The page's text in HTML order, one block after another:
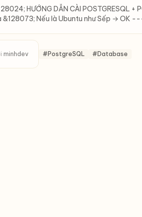
HƯỚNG DẪN CÀI POSTGRESQL
&128073; Nếu là Ubuntu như Sếp → OK
minhdev #PostgreSQL #Database